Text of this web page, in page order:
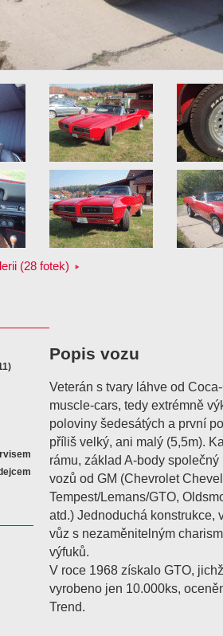
(28 fotek)
Popis vozu
Veterán s tvary láhve od
muscle-cars, tedy extrémně
poloviny šedesátých a první
příliš velký, ani malý (5,5m).
rámu, základ A-body
vozů od GM (Chevrolet
Tempest/Lemans/GTO,
atd.) Jednoduchá konstrukce,
vůz s nezaměnitelným
výfuků.
V roce 1968 získalo GTO,
vyrobeno jen 10.000ks,
Trend.